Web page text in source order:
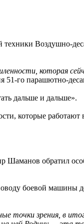
Воздушно-
которая
51-го парашютно-
дальше и дальше».
которые
обратил
боевой машины
точки зрения, в